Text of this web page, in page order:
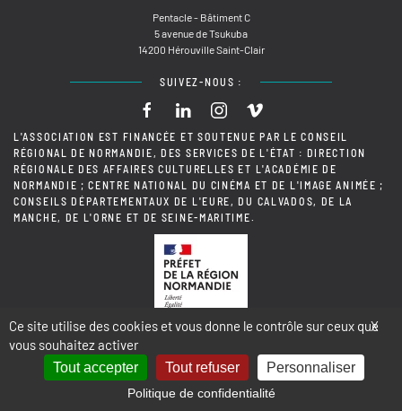
Pentacle - Bâtiment C
5 avenue de Tsukuba
14200 Hérouville Saint-Clair
SUIVEZ-NOUS :
L'ASSOCIATION EST FINANCÉE ET SOUTENUE PAR LE CONSEIL
RÉGIONAL DE NORMANDIE, DES SERVICES DE L'ÉTAT : DIRECTION
RÉGIONALE DES AFFAIRES CULTURELLES ET L'ACADÉMIE DE
NORMANDIE ; CENTRE NATIONAL DU CINÉMA ET DE L'IMAGE ANIMÉE ;
CONSEILS DÉPARTEMENTAUX DE L'EURE, DU CALVADOS, DE LA
MANCHE, DE L'ORNE ET DE SEINE-MARITIME.
X
Ce site utilise des cookies et vous donne le contrôle sur ceux que
vous souhaitez activer
Tout accepter Tout refuser Personnaliser
Politique de confidentialité